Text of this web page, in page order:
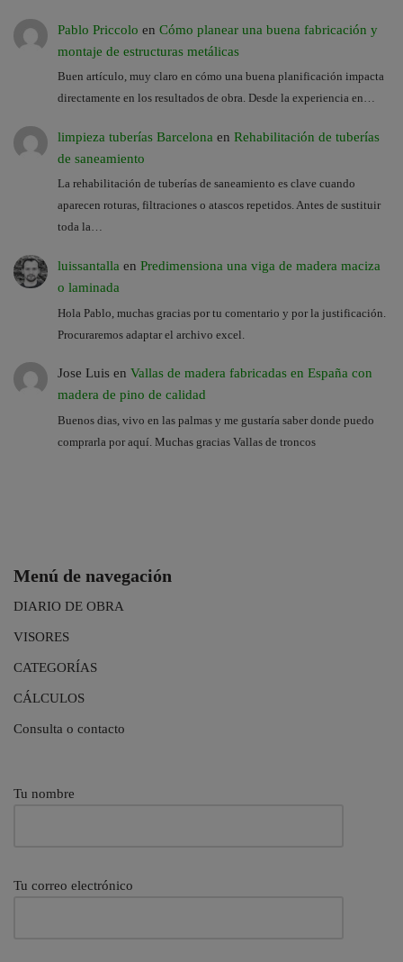
Pablo Priccolo en Cómo planear una buena fabricación y
montaje de estructuras metálicas
Buen artículo, muy claro en cómo una buena planificación impacta
directamente en los resultados de obra. Desde la experiencia en…
limpieza tuberías Barcelona en Rehabilitación de tuberías
de saneamiento
La rehabilitación de tuberías de saneamiento es clave cuando
aparecen roturas, filtraciones o atascos repetidos. Antes de sustituir
toda la…
luissantalla en Predimensiona una viga de madera maciza
o laminada
Hola Pablo, muchas gracias por tu comentario y por la justificación.
Procuraremos adaptar el archivo excel.
Jose Luis en Vallas de madera fabricadas en España con
madera de pino de calidad
Buenos dias, vivo en las palmas y me gustaría saber donde puedo
comprarla por aquí. Muchas gracias Vallas de troncos
Menú de navegación
DIARIO DE OBRA
VISORES
CATEGORÍAS
CÁLCULOS
Consulta o contacto
Tu nombre
Tu correo electrónico